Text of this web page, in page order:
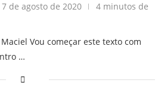
7 de agosto de 2020
4 minutos de
Vou começar este texto com
…